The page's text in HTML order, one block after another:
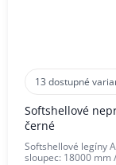
13 dostupné
Softshellové
černé
Softshellové legíny
sloupec: 18000 mm